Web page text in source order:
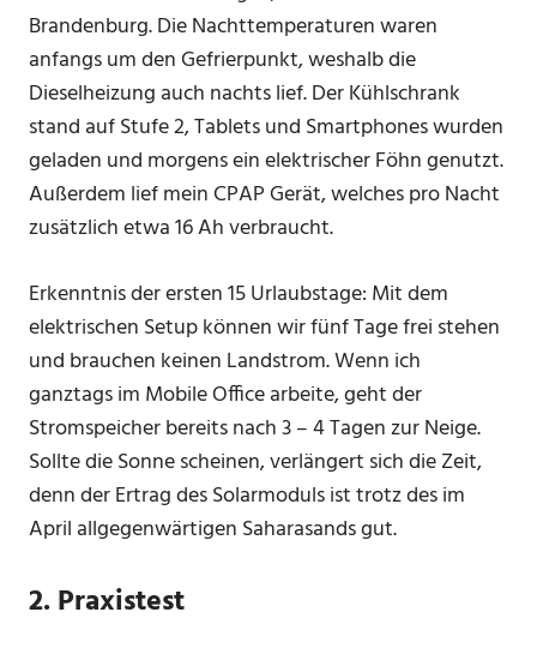
Brandenburg. Die Nachttemperaturen waren
anfangs um den Gefrierpunkt, weshalb die
Dieselheizung auch nachts lief. Der Kühlschrank
stand auf Stufe 2, Tablets und Smartphones wurden
geladen und morgens ein elektrischer Föhn genutzt.
Außerdem lief mein CPAP Gerät, welches pro Nacht
zusätzlich etwa 16 Ah verbraucht.
Erkenntnis der ersten 15 Urlaubstage: Mit dem
elektrischen Setup können wir fünf Tage frei stehen
und brauchen keinen Landstrom. Wenn ich
ganztags im Mobile Office arbeite, geht der
Stromspeicher bereits nach 3 – 4 Tagen zur Neige.
Sollte die Sonne scheinen, verlängert sich die Zeit,
denn der Ertrag des Solarmoduls ist trotz des im
April allgegenwärtigen Saharasands gut.
2. Praxistest